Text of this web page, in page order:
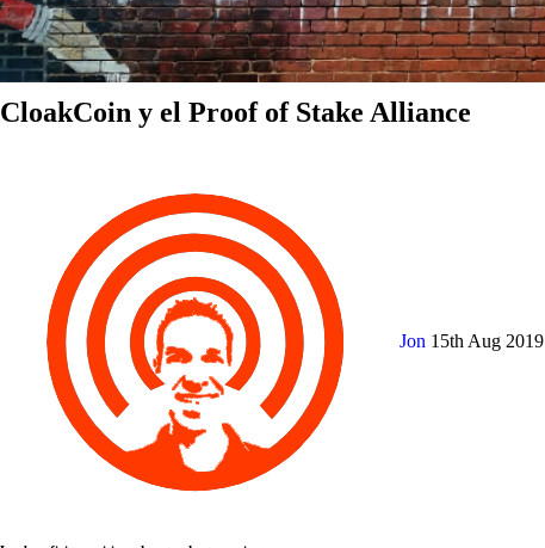
CloakCoin y el Proof of Stake Alliance
Jon 15th Aug 2019